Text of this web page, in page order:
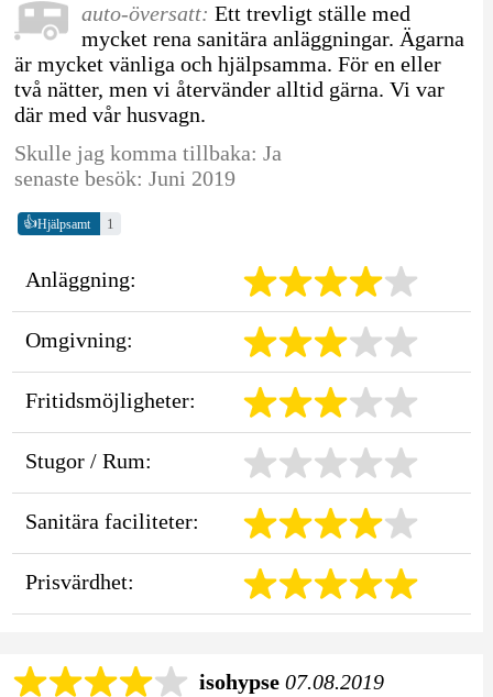
auto-översatt: Ett trevligt ställe med
mycket rena sanitära anläggningar. Ägarna
är mycket vänliga och hjälpsamma. För en eller
två nätter, men vi återvänder alltid gärna. Vi var
där med vår husvagn.
Skulle jag komma tillbaka: Ja
senaste besök: Juni 2019
👍Hjälpsamt 1
Anläggning:
Omgivning:
Fritidsmöjligheter:
Stugor / Rum:
Sanitära faciliteter:
Prisvärdhet:
isohypse 07.08.2019